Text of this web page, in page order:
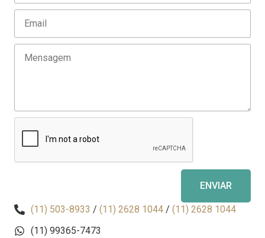
ENVIAR
(11) 503-8933 / (11) 2628 1044/ (11) 2628 1044
(11) 99365-7473